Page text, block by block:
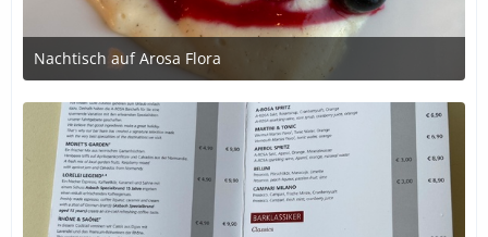
Nachtisch auf Arosa Flora
2. Juli 2020 um 20:46